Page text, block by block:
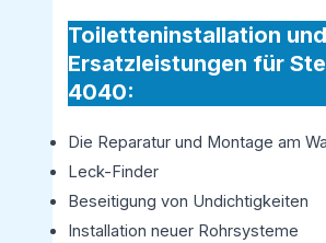
Toiletteninstallation und
Ersatzleistungen für
4040:
Die Reparatur und Montage am
Leck-Finder
Beseitigung von Undichtigkeiten
Installation neuer Rohrsysteme